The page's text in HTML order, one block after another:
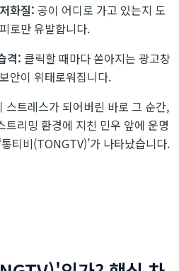
화질: 공이 어디로 가고 있는지 도
로만 유발합니다.
격: 클릭할 때마다 쏟아지는 광고창
안이 위태로워집니다.
스트레스가 되어버린 바로 그 순간,
리밍 환경에 지친 민우 앞에 운명
티비(TONGTV)’가 나타났습니다.